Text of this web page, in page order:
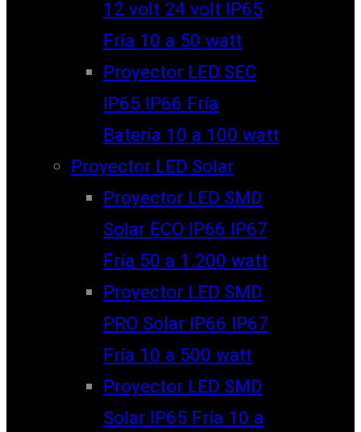
12 volt 24 volt IP65
Fría 10 a 50 watt
Proyector LED SEC
IP65 IP66 Fría
Batería 10 a 100 watt
Proyector LED Solar
Proyector LED SMD
Solar ECO IP66 IP67
Fría 50 a 1.200 watt
Proyector LED SMD
PRO Solar IP66 IP67
Fría 10 a 500 watt
Proyector LED SMD
Solar IP65 Fría 10 a